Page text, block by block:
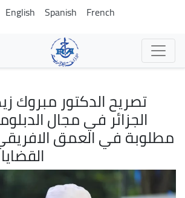
Aller
au
contenu
principal
English Spanish French
تصريح الدكتور مبروك
الجزائر في مجال
مطلوبة في العمق
Image